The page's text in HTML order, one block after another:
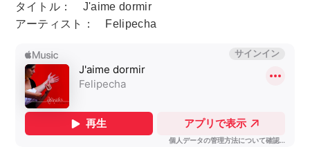
タイトル： J'aime dormir
アーティスト： Felipecha